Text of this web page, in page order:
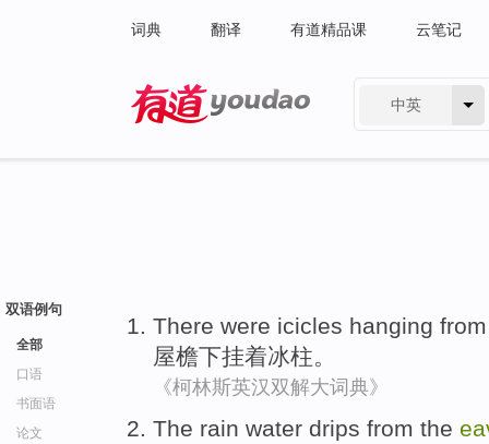
词典 翻译 有道精品课 云笔记
中英
双语例句
全部
口语
书面语
论文
There were icicles hanging
屋檐下挂着冰柱。
《柯林斯英汉双解大词典》
The rain water drips from the